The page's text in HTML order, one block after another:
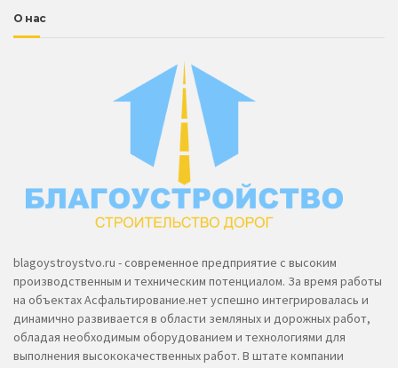
О нас
blagoystroystvo.ru - современное предприятие с высоким
производственным и техническим потенциалом. За время работы
на объектах Асфальтирование.нет успешно интегрировалась и
динамично развивается в области земляных и дорожных работ,
обладая необходимым оборудованием и технологиями для
выполнения высококачественных работ. В штате компании